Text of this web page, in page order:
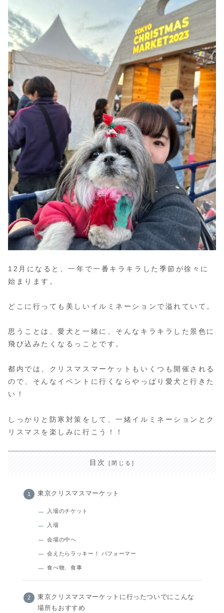
12月になると、一年で一番キラキラした季節が徐々に
始まります。
どこに行っても美しいイルミネーションで溢れていて。
思うことは、愛犬と一緒に、そんなキラキラした景色に
飛び込みたくなるっことです。
都内では、クリスマスマーケットもいくつも開催される
ので、そんなイベントに行くならやっぱり愛犬と行きた
い！
しっかりと防寒対策をして、一緒イルミネーションとク
リスマスを楽しみに行こう！！
目次
東京クリスマスマーケット
入場のチケット
入場
会場の中へ
会えたらラッキー！ パフォーマー
食べ物、食事
東京クリスマスマーケットに行ったついでにこんな
場所もおすすめ